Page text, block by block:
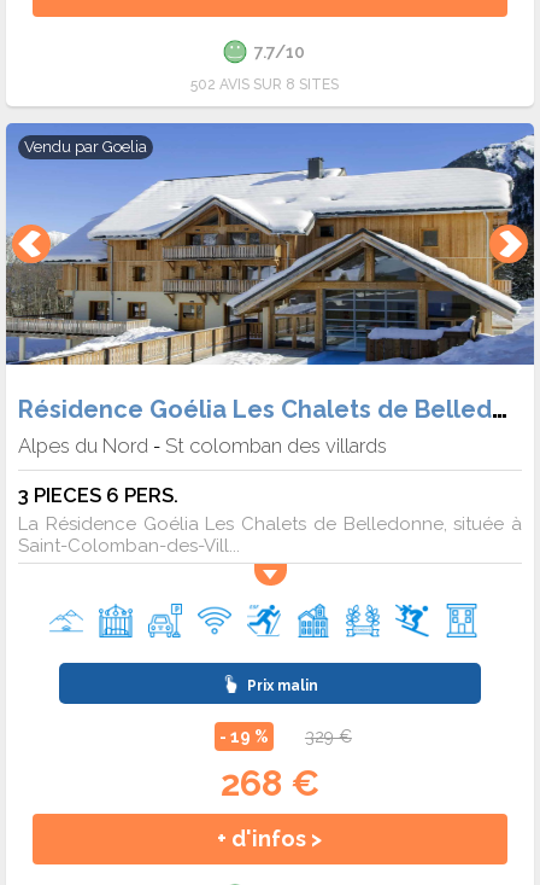
7.7/10
502 AVIS SUR 8 SITES
Vendu par Goelia
Résidence Goélia Les Chalets de Belledonne
Alpes du Nord - St colomban des villards
3 PIECES 6 PERS.
La Résidence Goélia Les Chalets de Belledonne, située à
Saint-Colomban-des-Vill...
Prix malin
- 19 % 329 €
268 €
+ d'infos >